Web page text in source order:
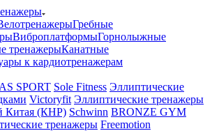
Гребные
ВиброплатформыГорнолыжные
тренажерыКанатные
к кардиотренажерам
SPORT Sole Fitness Эллиптические
Victoryfit Эллиптические тренажеры
Китая (КНР) Schwinn BRONZE GYM
тренажеры Freemotion